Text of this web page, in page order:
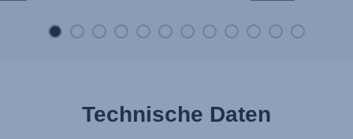
Technische Daten